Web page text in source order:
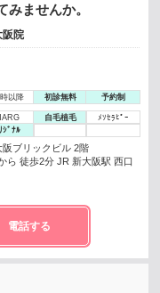
ませんか。
院
以降 初診無料 予約制
自毛植毛
ﾒｿｾﾗﾋﾟｰ
ｼﾞﾅﾙ
ブリックビル 2階
ら 徒歩2分 JR 新大阪駅 西口
電話する